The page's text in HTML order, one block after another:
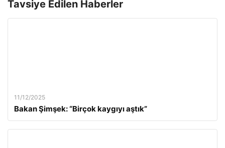
Tavsiye Edilen Haberler
11/12/2025
Bakan Şimşek: “Birçok kaygıyı aştık”